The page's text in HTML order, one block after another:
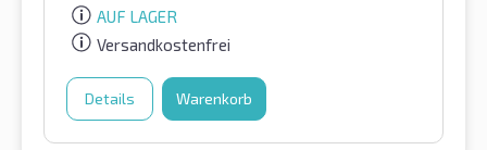
AUF LAGER
Versandkostenfrei
Details Warenkorb